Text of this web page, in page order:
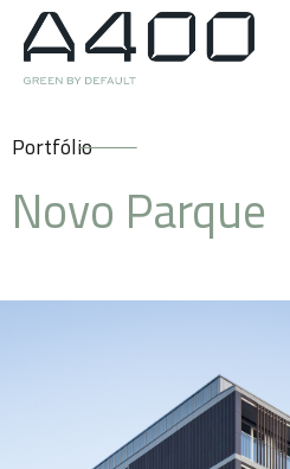
Portfólio
Novo Parque